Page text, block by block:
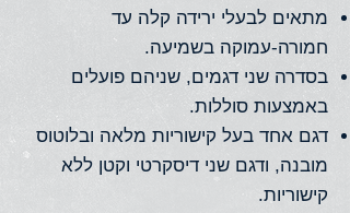
מתאים לבעלי ירידה קלה עד
חמורה-עמוקה בשמיעה.
בסדרה שני דגמים, שניהם פועלים
באמצעות סוללות.
דגם אחד בעל קישוריות מלאה ובלוטוס
מובנה, ודגם שני דיסקרטי וקטן ללא
קישוריות.